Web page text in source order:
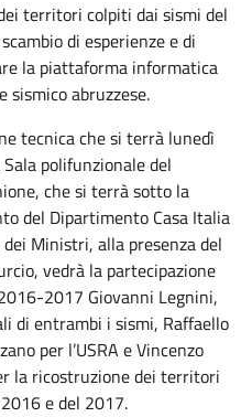
territori colpiti dai sismi del
di esperienze e di
la piattaforma informatica
sismico abruzzese.
tecnica che si terrà lunedì
polifunzionale del
che si terrà sotto la
del Dipartimento Casa Italia
Ministri, alla presenza del
vedrà la partecipazione
2017 Giovanni Legnini,
di entrambi i sismi, Raffaello
per l’USRA e Vincenzo
la ricostruzione dei territori
e del 2017.